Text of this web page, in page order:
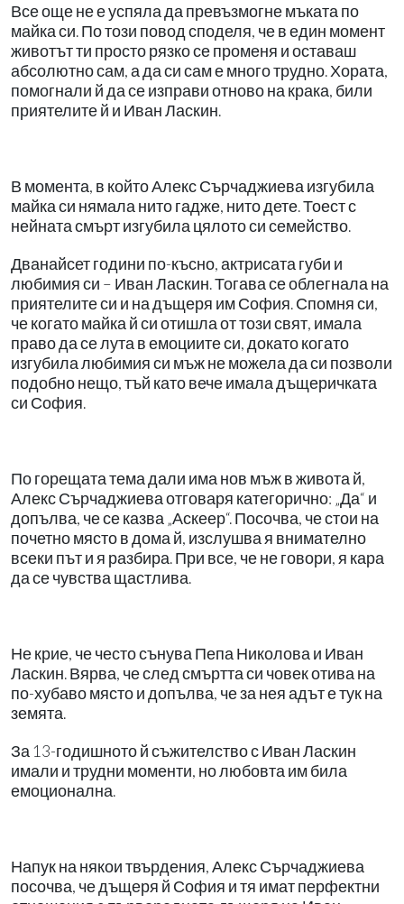
Все още не е успяла да превъзмогне мъката по
майка си. По този повод споделя, че в един момент
животът ти просто рязко се променя и оставаш
абсолютно сам, а да си сам е много трудно. Хората,
помогнали й да се изправи отново на крака, били
приятелите й и Иван Ласкин.
В момента, в който Алекс Сърчаджиева изгубила
майка си нямала нито гадже, нито дете. Тоест с
нейната смърт изгубила цялото си семейство.
Дванайсет години по-късно, актрисата губи и
любимия си – Иван Ласкин. Тогава се облегнала на
приятелите си и на дъщеря им София. Спомня си,
че когато майка й си отишла от този свят, имала
право да се лута в емоциите си, докато когато
изгубила любимия си мъж не можела да си позволи
подобно нещо, тъй като вече имала дъщеричката
си София.
По горещата тема дали има нов мъж в живота й,
Алекс Сърчаджиева отговаря категорично: „Да“ и
допълва, че се казва „Аскеер“. Посочва, че стои на
почетно място в дома й, изслушва я внимателно
всеки път и я разбира. При все, че не говори, я кара
да се чувства щастлива.
Не крие, че често сънува Пепа Николова и Иван
Ласкин. Вярва, че след смъртта си човек отива на
по-хубаво място и допълва, че за нея адът е тук на
земята.
За 13-годишното й съжителство с Иван Ласкин
имали и трудни моменти, но любовта им била
емоционална.
Напук на някои твърдения, Алекс Сърчаджиева
посочва, че дъщеря й София и тя имат перфектни